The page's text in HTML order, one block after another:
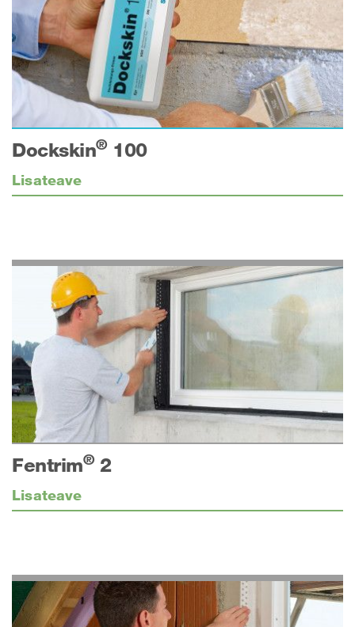
Dockskin®100
Lisateave
Fentrim® 2
Lisateave